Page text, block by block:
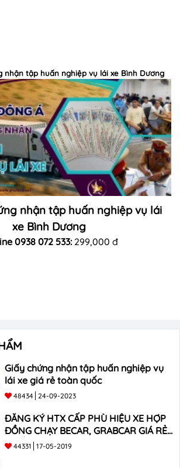
nhận tập huấn nghiệp vụ lái xe Bình Dương
nhận tập huấn nghiệp vụ lái
xe Bình Dương
0938 072 533: 299,000 đ
Giấy chứng nhận tập huấn nghiệp vụ
lái xe giá rẻ toàn quốc
48434 24-09-2023
ĐĂNG KÝ HTX CẤP PHÙ HIỆU XE HỢP
ĐỒNG CHẠY BECAR, GRABCAR GIÁ RẺ
NHẤT
44331 17-05-2019